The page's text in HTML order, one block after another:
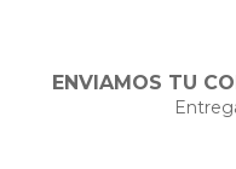
ENVIAMOS TU